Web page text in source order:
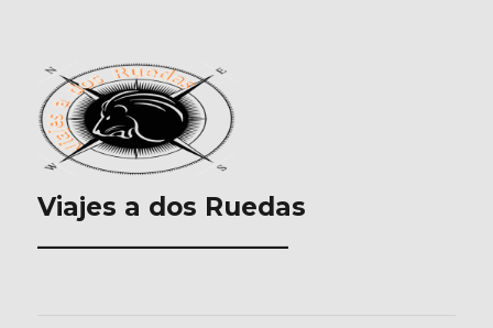
Viajes a dos Ruedas
___________________